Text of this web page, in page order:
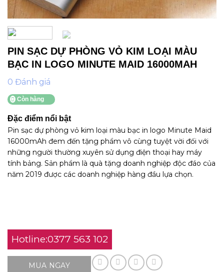
PIN SẠC DỰ PHÒNG VỎ KIM LOẠI MÀU
BẠC IN LOGO MINUTE MAID 16000MAH
0 Đánh giá
Còn hàng
Đặc điểm nổi bật
Pin sạc dự phòng vỏ kim loại màu bạc in logo Minute Maid
16000mAh đem đến tặng phẩm vô cùng tuyệt vời đối với
những người thường xuyên sử dụng điện thoại hay máy
tính bảng. Sản phẩm là quà tặng doanh nghiệp độc đáo của
năm 2019 được các doanh nghiệp hàng đầu lựa chọn.
Hotline:0377 563 102
MUA NGAY